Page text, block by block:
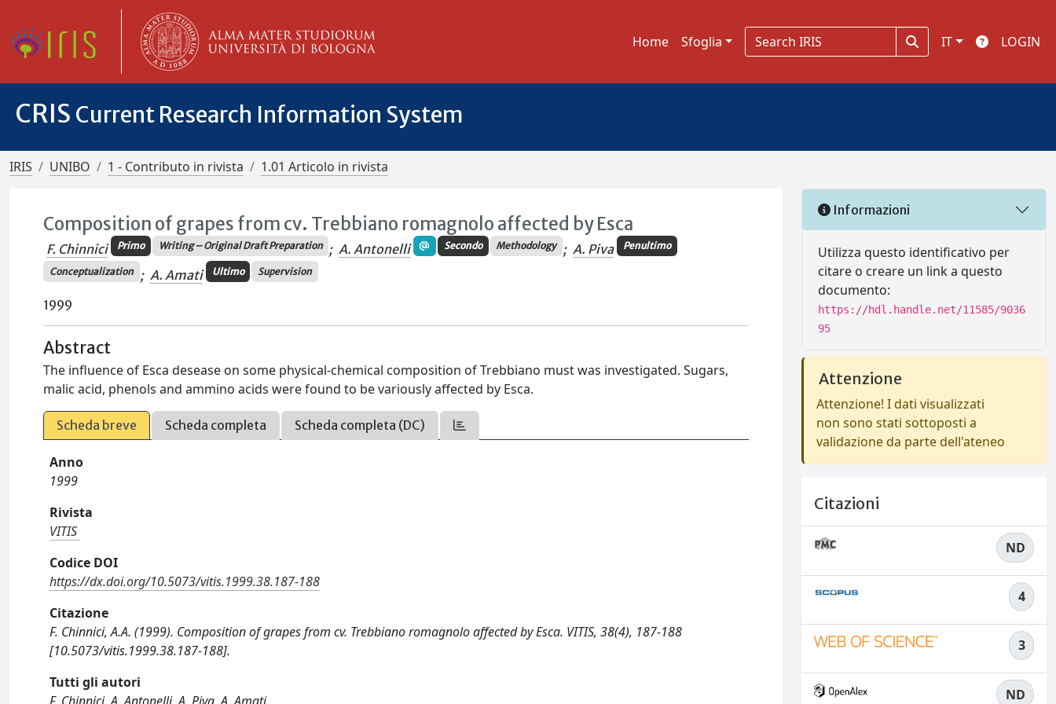
Home Sfoglia IT LOGIN
CRIS Current Research Information System
IRIS UNIBO 1 - Contributo in rivista 1.01 Articolo in rivista
Composition of grapes from cv. Trebbiano romagnolo affected by Esca
F. Chinnici Primo Writing – Original Draft Preparation ; A. Antonelli Secondo Methodology ; A. Piva Penultimo
Conceptualization ; A. Amati Ultimo Supervision
1999
Abstract
The influence of Esca desease on some physical-chemical composition of Trebbiano must was investigated. Sugars,
malic acid, phenols and ammino acids were found to be variously affected by Esca.
Scheda breve Scheda completa Scheda completa (DC)
Anno
1999
Rivista
VITIS
Codice DOI
https://dx.doi.org/10.5073/vitis.1999.38.187-188
Citazione
F. Chinnici, A.A. (1999). Composition of grapes from cv. Trebbiano romagnolo affected by Esca. VITIS, 38(4), 187-188
[10.5073/vitis.1999.38.187-188].
Tutti gli autori
Informazioni
Utilizza questo identificativo per
citare o creare un link a questo
documento:
https://hdl.handle.net/11585/9036
95
Attenzione
Attenzione! I dati visualizzati
non sono stati sottoposti a
validazione da parte dell'ateneo
Citazioni
ND
4
3
ND